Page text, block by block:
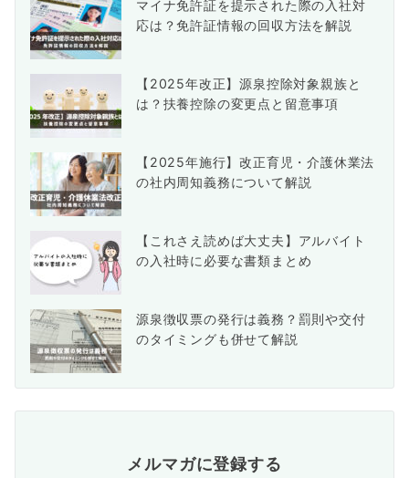
マイナ免許証を提示された際の入社対
応は？免許証情報の回収方法を解説
【2025年改正】源泉控除対象親族と
は？扶養控除の変更点と留意事項
【2025年施行】改正育児・介護休業法
の社内周知義務について解説
【これさえ読めば大丈夫】アルバイト
の入社時に必要な書類まとめ
源泉徴収票の発行は義務？罰則や交付
のタイミングも併せて解説
メルマガに登録する